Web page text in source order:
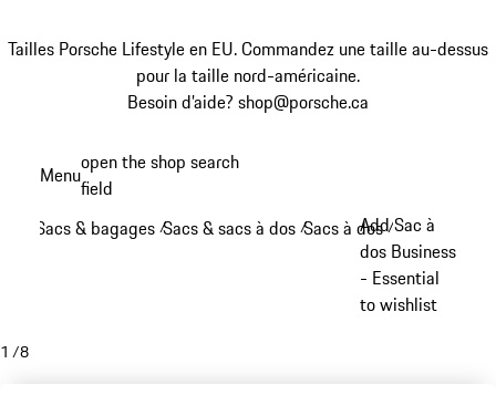
Tailles Porsche Lifestyle en EU. Commandez une taille au-dessus
pour la taille nord-américaine.
Besoin d’aide? shop@porsche.ca
principal
Menuopen the shop search
field
Sacs & bagages /Sacs & sacs à dos /Sacs à dos/
Add Sac à
dos Business
- Essential
to wishlist
1 /8